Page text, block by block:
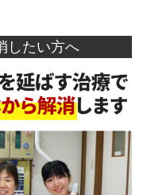
したい方へ